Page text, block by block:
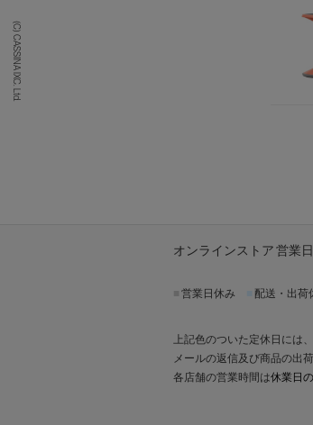
(C) CASSINA IXC. Ltd.
オンラインストア 営業
営業日休み 配送・出
上記色のついた定休日には、
メールの返信及び商品の出
各店舗の営業時間は休業日